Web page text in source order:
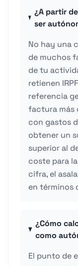
¿A partir
ser
No hay una
de muchos
de tu
retienen
referencia
factura más
con gastos
obtener un
superior al
coste para
cifra, el
en términos
¿Cómo
como
El punto de